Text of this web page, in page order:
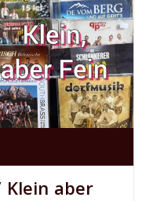
aber